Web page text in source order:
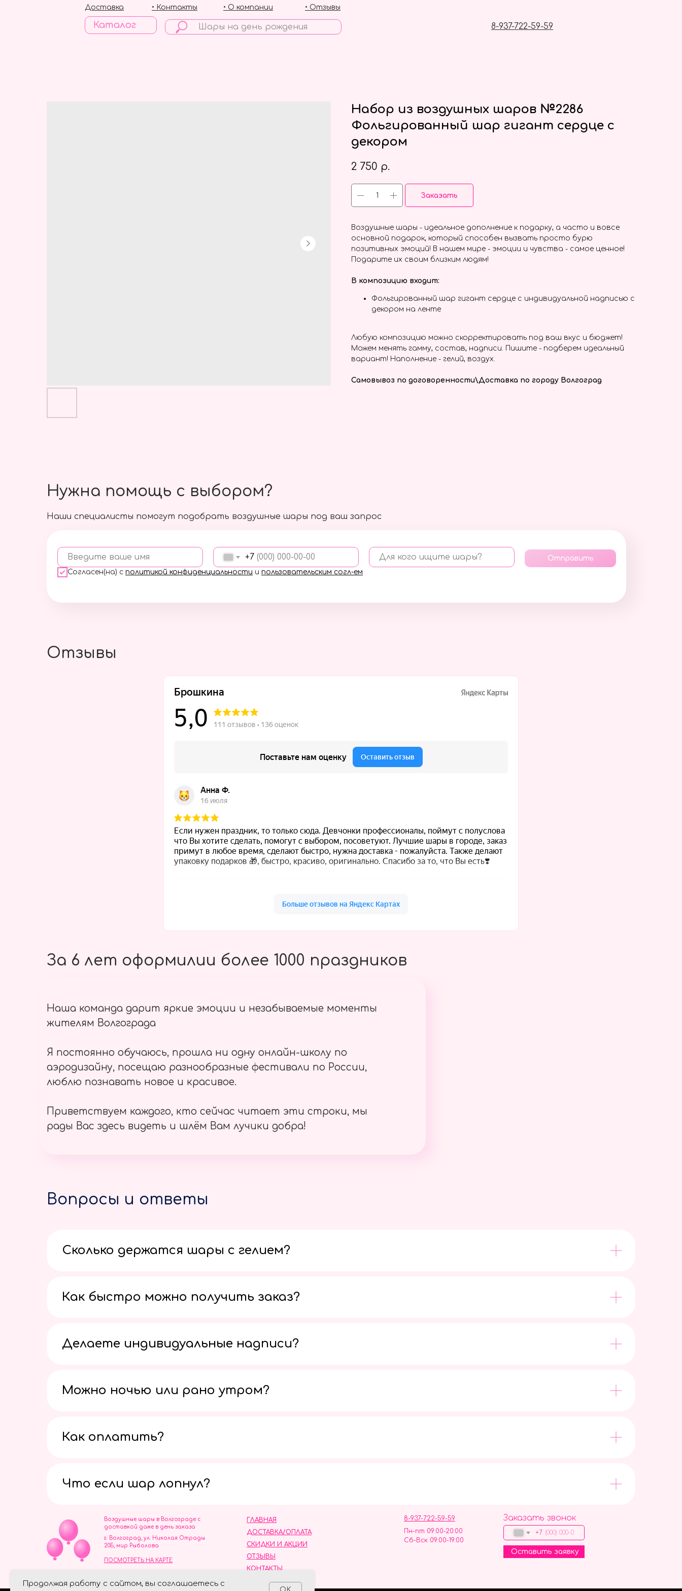
Каталог 8-937-722-59-59
• Отзывы
• О компании
• Контакты
Доставка
Набор из воздушных шаров №2286
Фольгированный шар гигант сердце с
декором
2 750 р.
Заказать
Воздушные шары - идеальное дополнение к подарку, а часто и вовсе
основной подарок, который способен вызвать просто бурю
позитивных эмоций! В нашем мире - эмоции и чувства - самое ценное!
Подарите их своим близким людям!
В композицию входит:
Фольгированный шар гигант сердце с индивидуальной надписью с
декором на ленте
Любую композицию можно скорректировать под ваш вкус и бюджет!
Можем менять гамму, состав, надписи. Пишите - подберем идеальный
вариант! Наполнение - гелий, воздух.
Самовывоз по договоренности\Доставка по городу Волгоград
Наши специалисты помогут подобрать воздушные шары под ваш запрос
Введите ваше имя +7 Для кого ищите шары?
Согласен(на) с политикой конфиденциальности и пользовательским согл-ем
Отправить
Нужна помощь с выбором?
Продолжая работу с сайтом, вы соглашаетесь с
OK
Отзывы
За 6 лет оформилии более 1000 праздников
Наша команда дарит яркие эмоции и незабываемые моменты
жителям Волгограда
Я постоянно обучаюсь, прошла ни одну онлайн-школу по
аэродизайну, посещаю разнообразные фестивали по России,
люблю познавать новое и красивое.
Приветствуем каждого, кто сейчас читает эти строки, мы
рады Вас здесь видеть и шлём Вам лучики добра!
Вопросы и ответы
Сколько держатся шары с гелием?
Как быстро можно получить заказ?
Делаете индивидуальные надписи?
Можно ночью или рано утром?
Как оплатить?
Что если шар лопнул?
ОТЗЫВЫ
ГЛАВНАЯ
ДОСТАВКА/ОПЛАТА
СКИДКИ И АКЦИИ
КОНТАКТЫ
8-937-722-59-59
Пн-пт 09:00-20:00
Сб-Вск 09:00-19:00
Воздушные шары в Волгограде с
доставкой даже в день заказа
Заказать звонок
+7
Оставить заявку
г. Волгоград, ул. Николая Отрады
20Б, мир Рыболова
ПОСМОТРЕТЬ НА КАРТЕ
ИНН 344110093739
Политика обработки персональных данных